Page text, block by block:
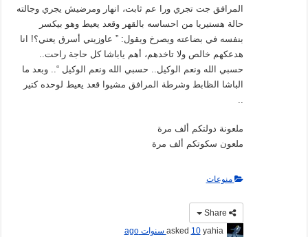
المرافق جت تجري ورا عم ثابت، انهار ومرضيش يجري وجالته
حالة هستيريا من احساسه بالقهر وقعد يعيط وهو بيكسر
بنفسه في بضاعته ويصرخ ويقول: ” عاوزيني أسرق يعني؟! انا
هدعكهم خالص ولا تاخدهم، أهم ياباشا كل حاجة راحت..
حسبي الله ونعم الوكيل.. حسبي الله ونعم الوكيل “.. وبعد ما
الباشا الظابط وشرطة المرافق مشيوا قعد يعيط لوحده كتير
..
ملعونة دولتكم ألف مرة
ملعون سكوتكم ألف مرة
منوعات
yahia
asked10 سنوات ago